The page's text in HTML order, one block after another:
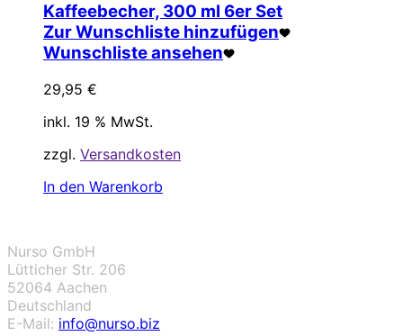
Kaffeebecher, 300 ml 6er Set
Zur Wunschliste hinzufügen
Wunschliste ansehen
29,95 €
inkl. 19 % MwSt.
zzgl. Versandkosten
In den Warenkorb
Nurso GmbH
Lütticher Str. 206
52064 Aachen
Deutschland
E-Mail: info@nurso.biz